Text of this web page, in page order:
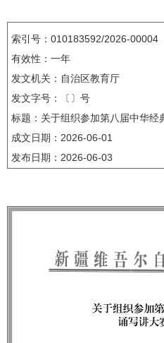
索引号：010183592/2026-00004
有效性：一年
发文机关：自治区教育厅
发文字号：〔〕号
标题：关于组织参加第八届中华经
成文日期： 2026-06-01
发布日期： 2026-06-03